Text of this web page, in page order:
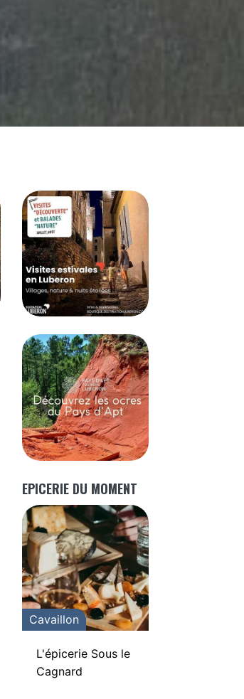
EPICERIE DU MOMENT
Cavaillon
L'épicerie Sous le
Cagnard